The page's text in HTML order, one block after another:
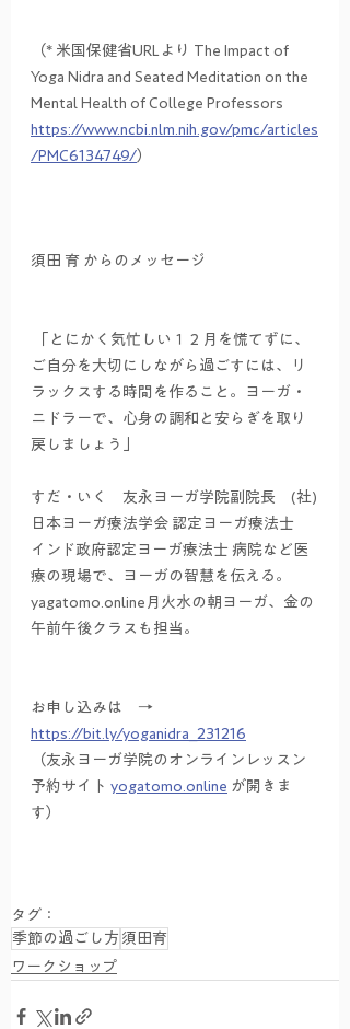
（* 米国保健省URLより The Impact of
Yoga Nidra and Seated Meditation on the
Mental Health of College Professors
https://www.ncbi.nlm.nih.gov/pmc/articles
/PMC6134749/）
須田 育 からのメッセージ
ご自分を大切にしながら過ごすには、リ
ラックスする時間を作ること。ヨーガ・
ニドラーで、心身の調和と安らぎを取り
戻しましょう」
すだ・いく　友永ヨーガ学院副院長　(社)
日本ヨーガ療法学会 認定ヨーガ療法士
インド政府認定ヨーガ療法士 病院など医
療の現場で、ヨーガの智慧を伝える。
yagatomo.online月火水の朝ヨーガ、金の
午前午後クラスも担当。
お申し込みは　→
https://bit.ly/yoganidra_231216
（友永ヨーガ学院のオンラインレッスン
予約サイト yogatomo.online が開きま
す）
タグ：
季節の過ごし方 須田育
ワークショップ